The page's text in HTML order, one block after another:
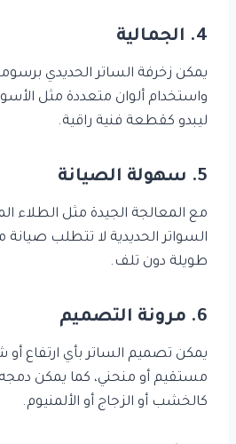
4. الجمالية
يمكن زخرفة الساتر الحديدي
واستخدام ألوان متعددة مثل
ليبدو كقطعة فنية راقية.
5. سهولة الصيانة
مع المعالجة الجيدة مثل الطلاء
السواتر الحديدية لا تتطلب صيانة
طويلة دون تلف.
6. مرونة التصميم
يمكن تصميم الساتر بأي ارتفاع
مستقيم أو منحني، كما يمكن
كالخشب أو الزجاج أو الألمنيوم.